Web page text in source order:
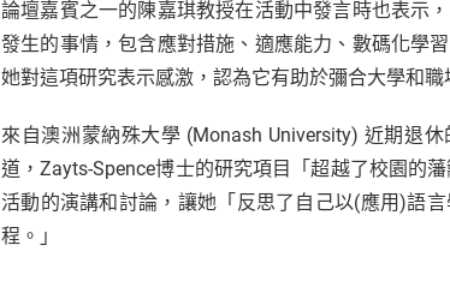
論壇嘉賓之一的陳嘉琪教授在活動中發言時也表示
發生的事情，包含應對措施、適應能力、數碼化學
她對這項研究表示感激，認為它有助於彌合大學和職
來自澳洲蒙納殊大學 (Monash University) 近期退
道，Zayts-Spence博士的研究項目「超越了校園的
活動的演講和討論，讓她「反思了自己以(應用)語
程。」